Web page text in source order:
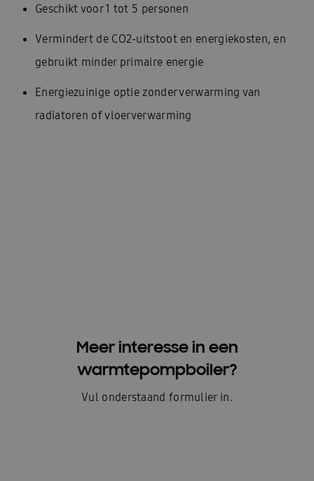
Geschikt voor 1 tot 5 personen
Vermindert de CO2-uitstoot en energiekosten, en
gebruikt minder primaire energie
Energiezuinige optie zonder verwarming van
radiatoren of vloerverwarming
Meer interesse in een
warmtepompboiler?
Vul onderstaand formulier in.